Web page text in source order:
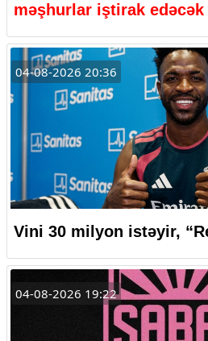
məşhurlar iştirak edəcək
04-08-2026 20:36
Vini 30 milyon istəyir,
04-08-2026 19:22